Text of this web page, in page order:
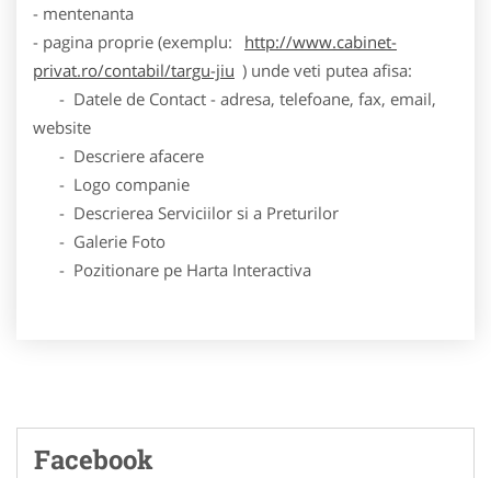
- mentenanta
- pagina proprie (exemplu:
http://www.cabinet-
privat.ro/contabil/targu-jiu ) unde veti putea afisa:
- Datele de Contact - adresa, telefoane, fax, email,
website
- Descriere afacere
- Logo companie
- Descrierea Serviciilor si a Preturilor
- Galerie Foto
- Pozitionare pe Harta Interactiva
Facebook